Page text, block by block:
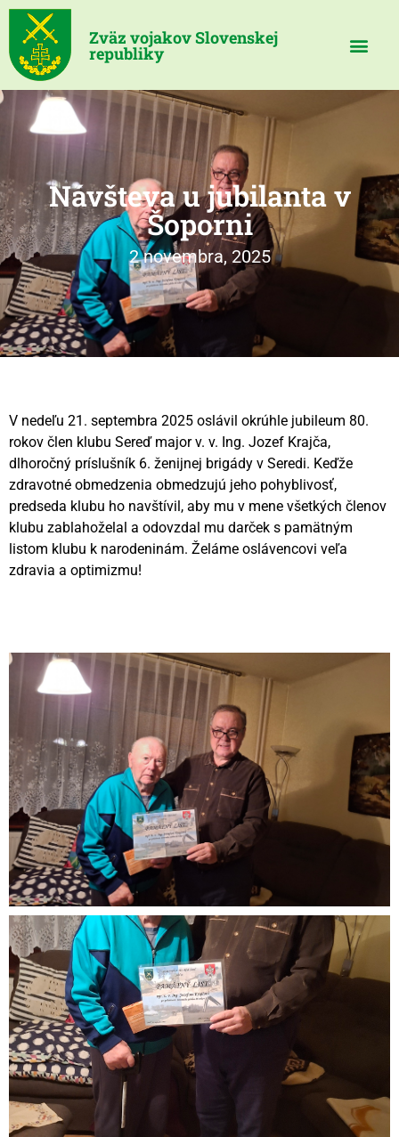
Zväz vojakov Slovenskej
republiky
Návšteva u jubilanta v
Šoporni
2 novembra, 2025
V nedeľu 21. septembra 2025 oslávil okrúhle jubileum 80.
rokov člen klubu Sereď major v. v. Ing. Jozef Krajča,
dlhoročný príslušník 6. ženijnej brigády v Seredi. Keďže
zdravotné obmedzenia obmedzujú jeho pohyblivosť,
predseda klubu ho navštívil, aby mu v mene všetkých členov
klubu zablahoželal a odovzdal mu darček s pamätným
listom klubu k narodeninám. Želáme oslávencovi veľa
zdravia a optimizmu!